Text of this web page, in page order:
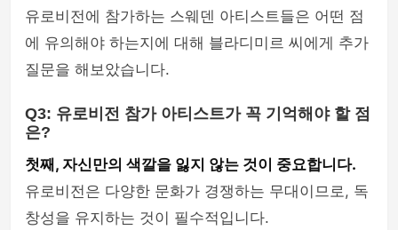
유로비전에 참가하는 스웨덴 아티스트들은 어떤 점
에 유의해야 하는지에 대해 블라디미르 씨에게 추가
질문을 해보았습니다.
Q3: 유로비전 참가 아티스트가 꼭 기억해야 할 점
은?
첫째, 자신만의 색깔을 잃지 않는 것이 중요합니다.
유로비전은 다양한 문화가 경쟁하는 무대이므로, 독
창성을 유지하는 것이 필수적입니다.